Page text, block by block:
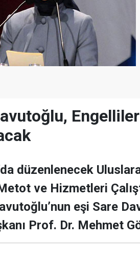
düzenlenecek
ve Hizmetleri
eşi Sare
Prof. Dr. Mehmet